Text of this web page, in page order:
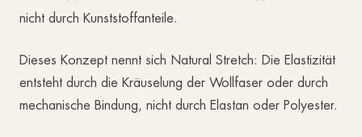
nicht durch Kunststoffanteile.
Dieses Konzept nennt sich Natural Stretch: Die Elastizität
entsteht durch die Kräuselung der Wollfaser oder durch
mechanische Bindung, nicht durch Elastan oder Polyester.